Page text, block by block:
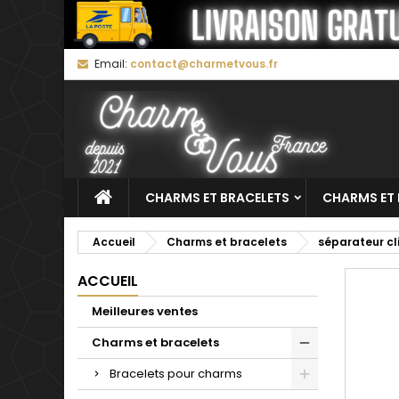
Email: contact@charmetvous.fr
CHARMS ET BRACELETS CHARMS ET
Accueil Charms et bracelets séparateur
ACCUEIL
Meilleures ventes
Charms et bracelets
Bracelets pour charms